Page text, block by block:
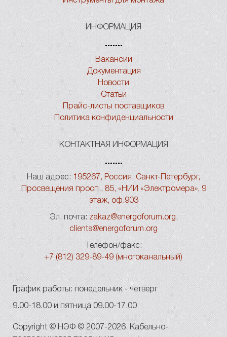
ИНФОРМАЦИЯ
Вакансии
Документация
Новости
Статьи
Прайс-листы поставщиков
Политика конфиденциальности
КОНТАКТНАЯ ИНФОРМАЦИЯ
Наш адрес: 195267, Россия, Санкт-Петербург,
Просвещения просп., 85, «НИИ «Электромера», 9
этаж, оф.903
Эл. почта: zakaz@energoforum.org ,
clients@energoforum.org
Телефон/факс:
+7 (812) 329-89-49 (многоканальный)
График работы: понедельник - четверг
9.00-18.00 и пятница 09.00-17.00
Copyright © НЭФ © 2007-2026. Кабельно-